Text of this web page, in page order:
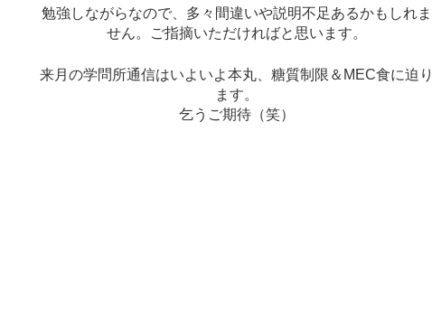
勉強しながらなので、多々間違いや説明不足あるかもしれま
せん。ご指摘いただければと思います。
来月の学問所通信はいよいよ本丸、糖質制限＆MEC食に迫
ます。
乞うご期待（笑）